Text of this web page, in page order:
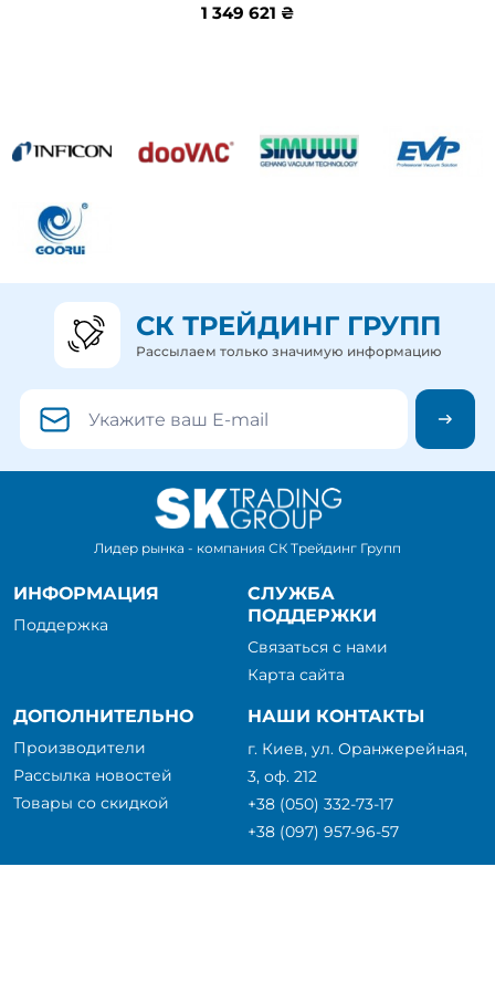
1 349 621 ₴
1 349 621 ₴
СК ТРЕЙДИНГ ГРУПП
Рассылаем только значимую информацию
Лидер рынка - компания СК Трейдинг Групп
ИНФОРМАЦИЯ
Поддержка
СЛУЖБА
ПОДДЕРЖКИ
Связаться с нами
Карта сайта
ДОПОЛНИТЕЛЬНО
Производители
Рассылка новостей
Товары со скидкой
НАШИ КОНТАКТЫ
г. Киев, ул. Оранжерейная,
3, оф. 212
+38 (050) 332-73-17
+38 (097) 957-96-57